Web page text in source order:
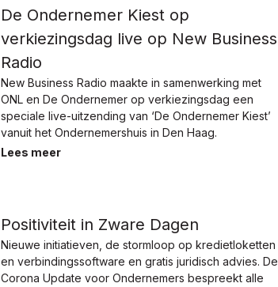
De Ondernemer Kiest op
verkiezingsdag live op New Business
Radio
New Business Radio maakte in samenwerking met
ONL en De Ondernemer op verkiezingsdag een
speciale live-uitzending van ‘De Ondernemer Kiest’
vanuit het Ondernemershuis in Den Haag.
Lees meer
Positiviteit in Zware Dagen
Nieuwe initiatieven, de stormloop op kredietloketten
en verbindingssoftware en gratis juridisch advies. De
Corona Update voor Ondernemers bespreekt alle